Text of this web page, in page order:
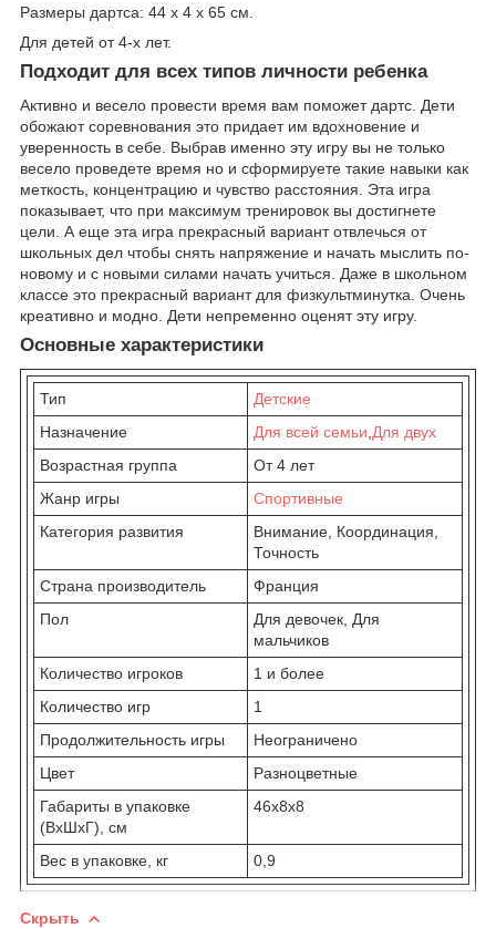
Размеры дартса: 44 x 4 x 65 см.
Для детей от 4-х лет.
Подходит для всех типов личности ребенка
Активно и весело провести время вам поможет дартс. Дети
обожают соревнования это придает им вдохновение и
уверенность в себе. Выбрав именно эту игру вы не только
весело проведете время но и сформируете такие навыки как
меткость, концентрацию и чувство расстояния. Эта игра
показывает, что при максимум тренировок вы достигнете
цели. А еще эта игра прекрасный вариант отвлечься от
школьных дел чтобы снять напряжение и начать мыслить по-
новому и с новыми силами начать учиться. Даже в школьном
классе это прекрасный вариант для физкультминутка. Очень
креативно и модно. Дети непременно оценят эту игру.
Основные характеристики
Тип
Детские
Назначение
Для всей семьи Для двух
Возрастная группа
От 4 лет
Жанр игры
Спортивные
Категория развития
Внимание, Координация,
Точность
Страна производитель
Франция
Пол
Для девочек, Для
мальчиков
Количество игроков
1 и более
Количество игр
1
Продолжительность игры
Неограничено
Цвет
Разноцветные
Габариты в упаковке
(ВхШхГ), см
46x8x8
Вес в упаковке, кг 0,9
Скрыть